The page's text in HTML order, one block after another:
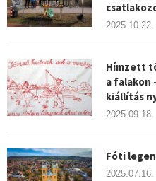
2025.10.22.
Hímzett
a falakon
kiállítás
2025.09.18.
Fóti
2025.07.16.